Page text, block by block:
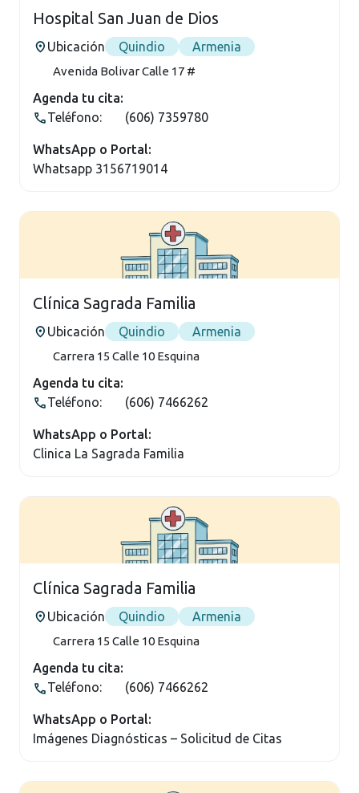
Hospital San Juan de Dios
Ubicación Quindio Armenia
Avenida Bolivar Calle 17 #
Agenda tu cita:
Teléfono:
(606) 7359780
WhatsApp o Portal:
Whatsapp 3156719014
Clínica Sagrada Familia
Ubicación Quindio Armenia
Carrera 15 Calle 10 Esquina
Agenda tu cita:
Teléfono:
(606) 7466262
WhatsApp o Portal:
Clinica La Sagrada Familia
Clínica Sagrada Familia
Ubicación Quindio Armenia
Carrera 15 Calle 10 Esquina
Agenda tu cita:
Teléfono:
(606) 7466262
WhatsApp o Portal:
Imágenes Diagnósticas – Solicitud de Citas